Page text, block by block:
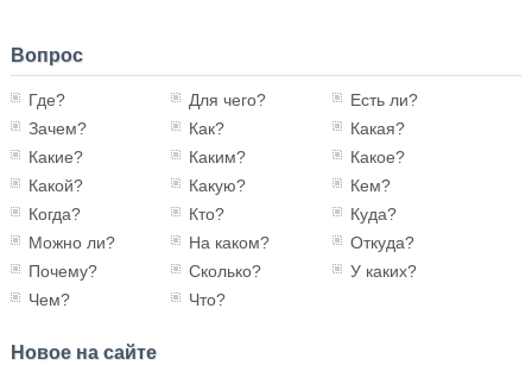
Вопрос
Где? Для чего?
Есть ли?
Зачем?
Как?
Какая?
Какие?
Каким?
Какое?
Какой?
Какую?
Кем?
Когда?
Кто?
Куда?
Можно ли?
На каком?
Откуда?
Почему?
Сколько?
У каких?
Чем?
Что?
Новое на сайте